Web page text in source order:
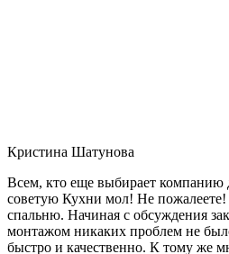
Кристина Шатунова
Всем, кто еще выбирает компанию
советую Кухни мол! Не
спальню. Начиная с обсуждения
монтажом никаких проблем не
быстро и качественно. К тому же